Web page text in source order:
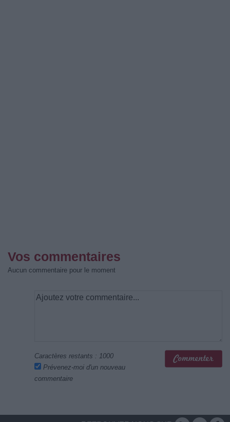
Vos commentaires
Aucun commentaire pour le moment
Caractères restants : 1000
Prévenez-moi d'un nouveau
commentaire